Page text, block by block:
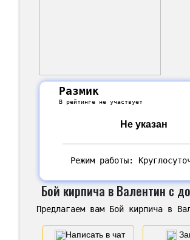
Размик
В рейтинге не участвует
Не указан
Режим работы:
Бой кирпича в Валентин с
Предлагаем вам Бой кирпича в
Написать в чат